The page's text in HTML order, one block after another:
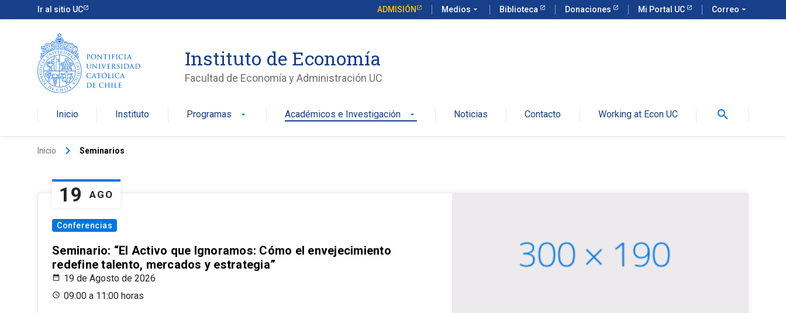
Ir al sitio UC ADMISIÓN Medios arrow_drop_down Biblioteca Donaciones Mi Portal UC Correo arrow_drop_down
Instituto de Economía
Facultad de Economía y Administración UC
Inicio Instituto Programas arrow_drop_down Académicos e Investigación arrow_drop_down Noticias Contacto Working at Econ UC search
Inicio keyboard_arrow_right Seminarios
19 AGO
Conferencias
Seminario: “El Activo que Ignoramos: Cómo el envejecimiento
redefine talento, mercados y estrategia”
19 de Agosto de 2026
09:00 a 11:00 horas